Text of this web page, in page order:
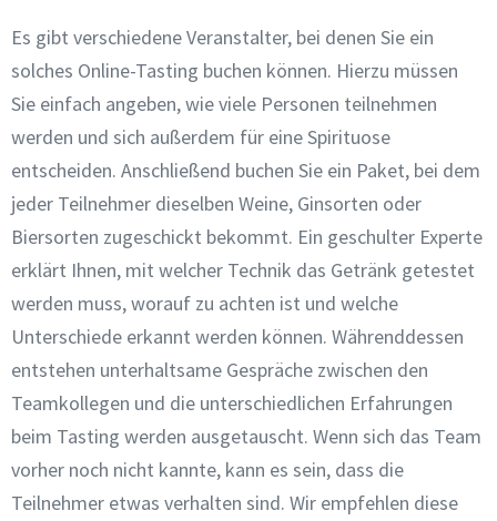
Es gibt verschiedene Veranstalter, bei denen Sie ein
solches Online-Tasting buchen können. Hierzu müssen
Sie einfach angeben, wie viele Personen teilnehmen
werden und sich außerdem für eine Spirituose
entscheiden. Anschließend buchen Sie ein Paket, bei dem
jeder Teilnehmer dieselben Weine, Ginsorten oder
Biersorten zugeschickt bekommt. Ein geschulter Experte
erklärt Ihnen, mit welcher Technik das Getränk getestet
werden muss, worauf zu achten ist und welche
Unterschiede erkannt werden können. Währenddessen
entstehen unterhaltsame Gespräche zwischen den
Teamkollegen und die unterschiedlichen Erfahrungen
beim Tasting werden ausgetauscht. Wenn sich das Team
vorher noch nicht kannte, kann es sein, dass die
Teilnehmer etwas verhalten sind. Wir empfehlen diese